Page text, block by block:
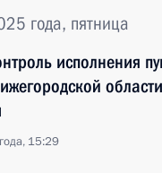
года, пятница
исполнения
15:29